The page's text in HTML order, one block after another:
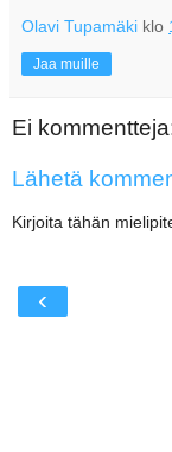
Olavi Tupamäki klo
Jaa muille
Ei
Lähetä
Kirjoita tähän
‹